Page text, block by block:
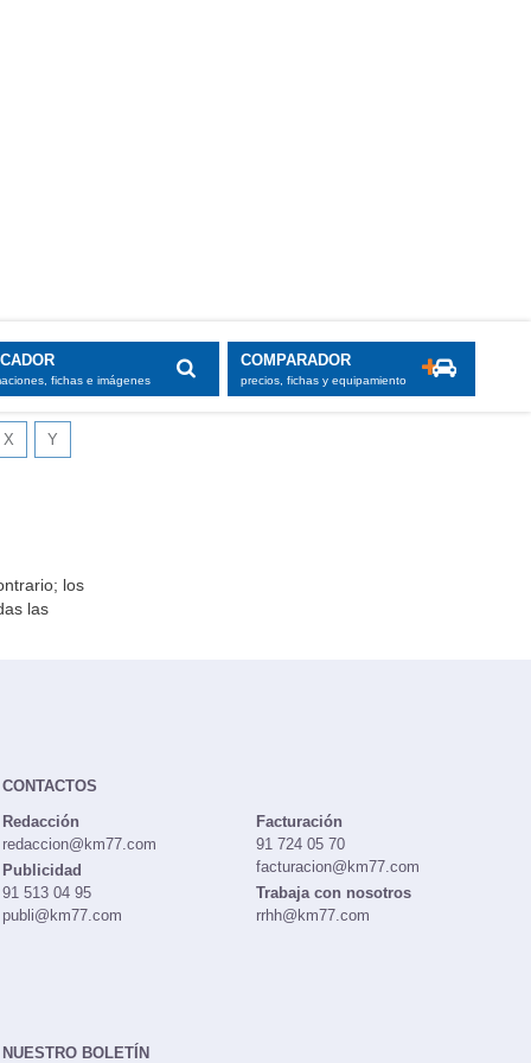
fichas e imágenes
COMPARADOR
precios, fichas y equipamiento
X Y
los
las
CONTACTOS
Redacción
redaccion@km77.com
Publicidad
91 513 04 95
publi@km77.com
Facturación
91 724 05 70
facturacion@km77.com
Trabaja con nosotros
rrhh@km77.com
NUESTRO BOLETÍN